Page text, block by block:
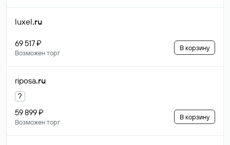
luxel.ru
69 517 ₽
Возможен торг
В корзину
riposa.ru
?
59 899 ₽
Возможен торг
В корзину